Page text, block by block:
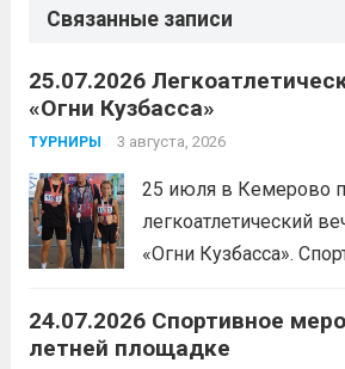
Связанные записи
25.07.2026
«Огни Кузбасса»
ТУРНИРЫ 3 августа, 2026
25 июля в Кемерово
легкоатлетический
«Огни Кузбасса».
приняли участие в
следующие призовые
24.07.2026 Спортивное
летней площадке